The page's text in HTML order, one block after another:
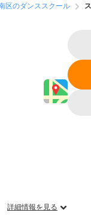
区のダンススクール
詳細情報を見る